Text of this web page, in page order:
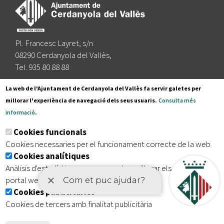
Pl. Francesc Layret, s/n
08290 Cerdanyola del Vallès,
Tel. 935 80 88 88
Segueix-nos a:
Subscriu-te al nostre butlletí
Inici | Avís legal | Protecció de dades Mapa del lloc
| Accessibilitat
La web de l'Ajuntament de Cerdanyola del Vallès fa servir galetes per
millorar l'experiència de navegació dels seus usuaris. Consulta més
informació.
Cookies funcionals
Cookies necessaries per el funcionament correcte de la web
Cookies analítiques
Anàlisis d'estadístiques que permeten millorar els serveis del
portal web
Cookies publicitàries
Cookies de tercers amb finalitat publicitària